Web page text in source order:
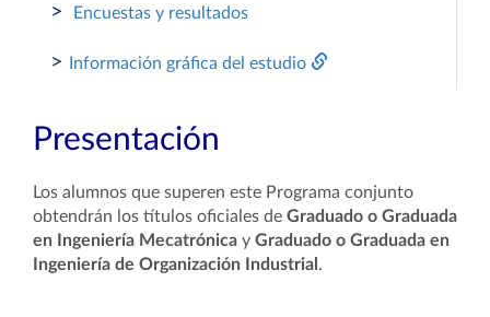
> Encuestas y resultados
> Información gráfica del estudio
Presentación
Los alumnos que superen este Programa conjunto
obtendrán los títulos oficiales de Graduado o Graduada
en Ingeniería Mecatrónica y Graduado o Graduada en
Ingeniería de Organización Industrial .